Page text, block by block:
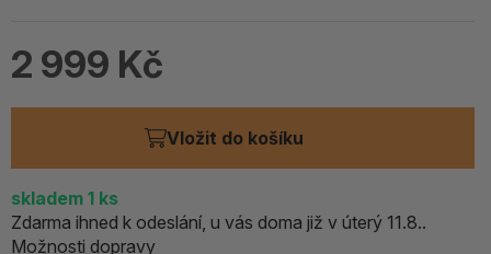
2 999 Kč
Vložit do košíku
skladem 1 ks
Zdarma ihned k odeslání, u vás doma již v úterý 11.8..
Možnosti dopravy